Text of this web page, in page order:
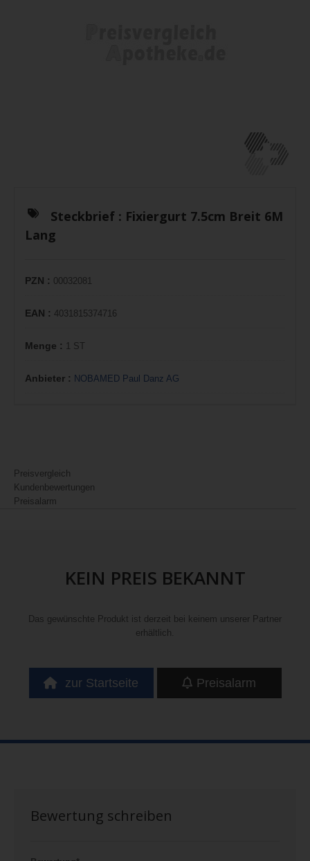
Steckbrief : Fixiergurt 7.5cm Breit 6M
Lang
PZN : 00032081
EAN : 4031815374716
Menge : 1 ST
Anbieter : NOBAMED Paul Danz AG
Preisvergleich
Kundenbewertungen
Preisalarm
KEIN PREIS BEKANNT
Das gewünschte Produkt ist derzeit bei keinem unserer Partner
erhältlich.
zur Startseite Preisalarm
Bewertung schreiben